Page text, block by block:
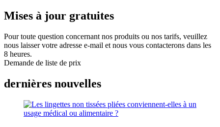
Mises à jour gratuites
Pour toute question concernant nos produits ou nos tarifs, veuillez
nous laisser votre adresse e-mail et nous vous contacterons dans les
8 heures.
Demande de liste de prix
dernières nouvelles